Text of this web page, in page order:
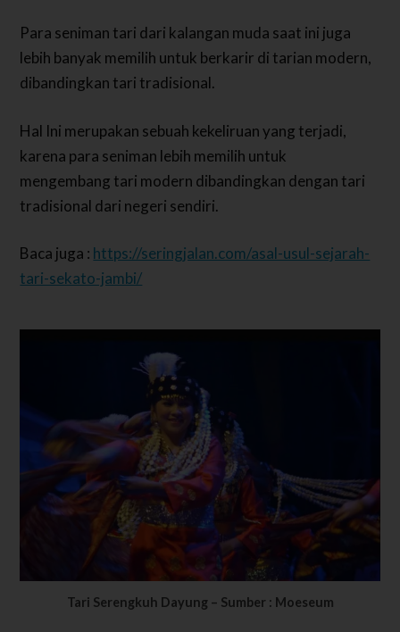
Para seniman tari dari kalangan muda saat ini juga
lebih banyak memilih untuk berkarir di tarian modern,
dibandingkan tari tradisional.
Hal Ini merupakan sebuah kekeliruan yang terjadi,
karena para seniman lebih memilih untuk
mengembang tari modern dibandingkan dengan tari
tradisional dari negeri sendiri.
Baca juga : https://seringjalan.com/asal-usul-sejarah-
tari-sekato-jambi/
Tari Serengkuh Dayung – Sumber : Moeseum